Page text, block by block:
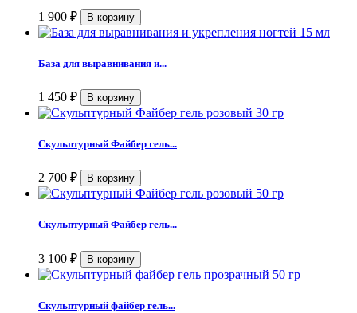
1 900 ₽
База для выравнивания и...
1 450 ₽
Скульптурный Файбер гель...
2 700 ₽
Скульптурный Файбер гель...
3 100 ₽
Скульптурный файбер гель...